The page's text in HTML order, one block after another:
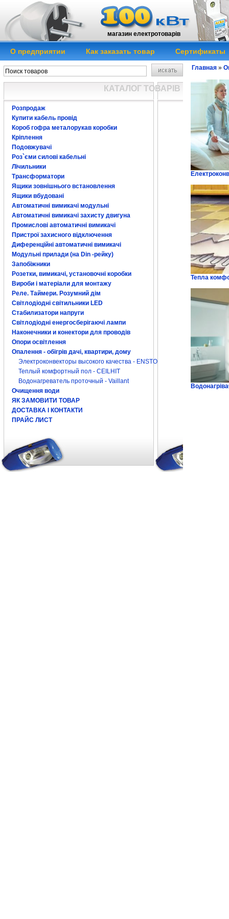
магазин електротоварів
О предприятии Как заказать товар Сертификаты
КАТАЛОГ ТОВАРІВ
Розпродаж
Купити кабель провід
Короб гофра металорукав коробки
Кріплення
Подовжувачі
Роз`єми силові кабельні
Лічильники
Трансформатори
Ящики зовнішнього встановлення
Ящики вбудовані
Автоматичні вимикачі модульні
Автоматичні вимикачі захисту двигуна
Промислові автоматичні вимикачі
Пристрої захисного відключення
Диференційні автоматичні вимикачі
Модульні прилади (на Din -рейку)
Запобіжники
Розетки, вимикачі, установочні коробки
Вироби і матеріали для монтажу
Реле. Таймери. Розумний дім
Світлодіодні світильники LED
Стабилизатори напруги
Світлодіодні енергосберігаючі лампи
Наконечники и конектори для проводів
Опори освітлення
Опалення - обігрів дачі, квартири, дому
Электроконвекторы высокого качества - ENSTO
Теплый комфортный пол - CEILHIT
Водонагреватель проточный - Vaillant
Очищення води
ЯК ЗАМОВИТИ ТОВАР
ДОСТАВКА І КОНТАКТИ
ПРАЙС ЛИСТ
Главная »
Тепла